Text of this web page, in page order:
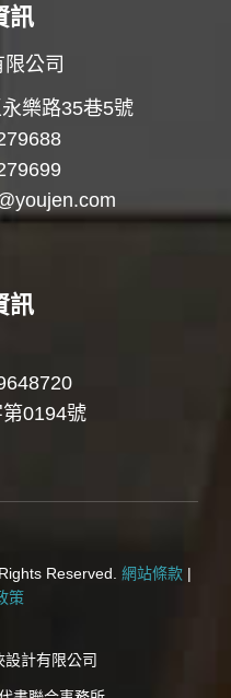
訊
公司
樂路35巷5號
訊
0194號
Reserved. 網站條款 |
策
設計有限公司